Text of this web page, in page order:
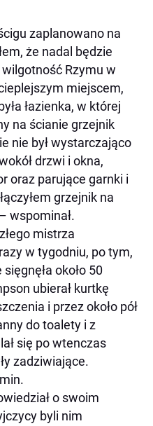
zaplanowano na
że nadal będzie
Rzymu w
miejscem,
łazienka, w której
na ścianie grzejnik
nie był wystarczająco
drzwi i okna,
oraz parujące garnki i
grzejnik na
wspominał.
mistrza
w tygodniu, po tym,
około 50
ubierał kurtkę
i przez około pół
do toalety i z
się po wtenczas
zadziwiające.
o swoim
byli nim